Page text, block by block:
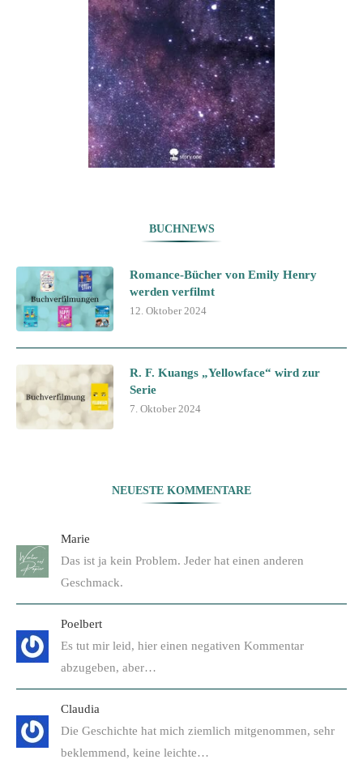
BUCHNEWS
Romance-Bücher von Emily Henry
werden verfilmt
12. Oktober 2024
R. F. Kuangs „Yellowface“ wird zur
Serie
7. Oktober 2024
NEUESTE KOMMENTARE
Marie
Das ist ja kein Problem. Jeder hat einen anderen
Geschmack.
Poelbert
Es tut mir leid, hier einen negativen Kommentar
abzugeben, aber…
Claudia
Die Geschichte hat mich ziemlich mitgenommen, sehr
beklemmend, keine leichte…